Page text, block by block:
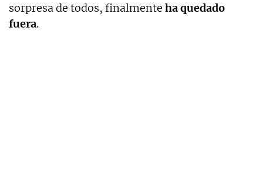
sorpresa de todos, finalmente ha quedado
fuera.